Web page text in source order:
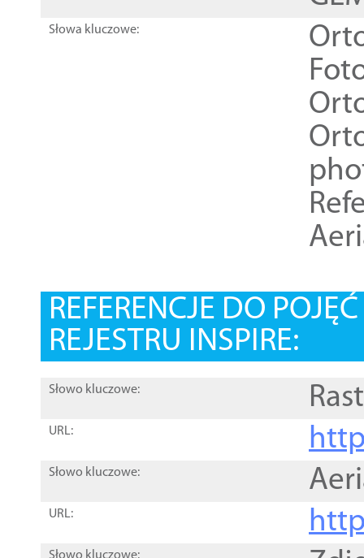
Słowa kluczowe:
REFERENCJE DO
REJESTRU INSPIRE:
Słowo kluczowe:
URL:
Słowo kluczowe:
URL: